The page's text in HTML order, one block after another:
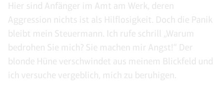
Hier sind Anfänger im Amt am Werk, deren
Aggression nichts ist als Hilflosigkeit. Doch die Panik
bleibt mein Steuermann. Ich rufe schrill „Warum
bedrohen Sie mich? Sie machen mir Angst!“ Der
blonde Hüne verschwindet aus meinem Blickfeld und
ich versuche vergeblich, mich zu beruhigen.